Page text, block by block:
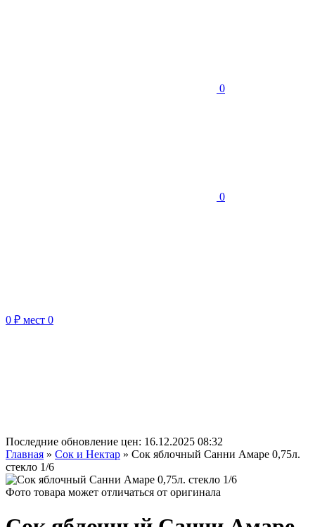
0
0
0 ₽ мест 0
Последние обновление цен: 16.12.2025 08:32
Главная » Сок и Нектар » Сок яблочный Санни Амаре 0,75л.
стекло 1/6
Фото товара может отличаться от оригинала